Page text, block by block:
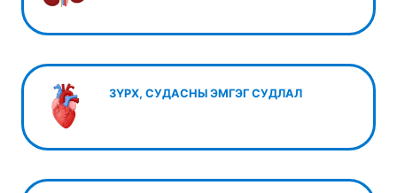
ЗҮРХ, СУДАСНЫ ЭМГЭГ СУДЛАЛ